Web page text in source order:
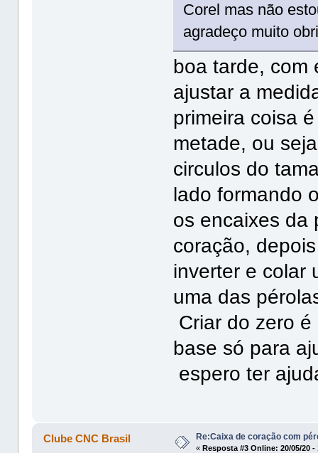
Corel mas não
agradeço muito
boa tarde, com
ajustar a
primeira coisa
metade, ou
circulos do
lado formando
os encaixes da
coração,
inverter e colar
uma das
Criar do zero
base só para
espero ter
Clube CNC Brasil Re:Caixa de coração com
«Resposta #3 Online: 20/05/20 -